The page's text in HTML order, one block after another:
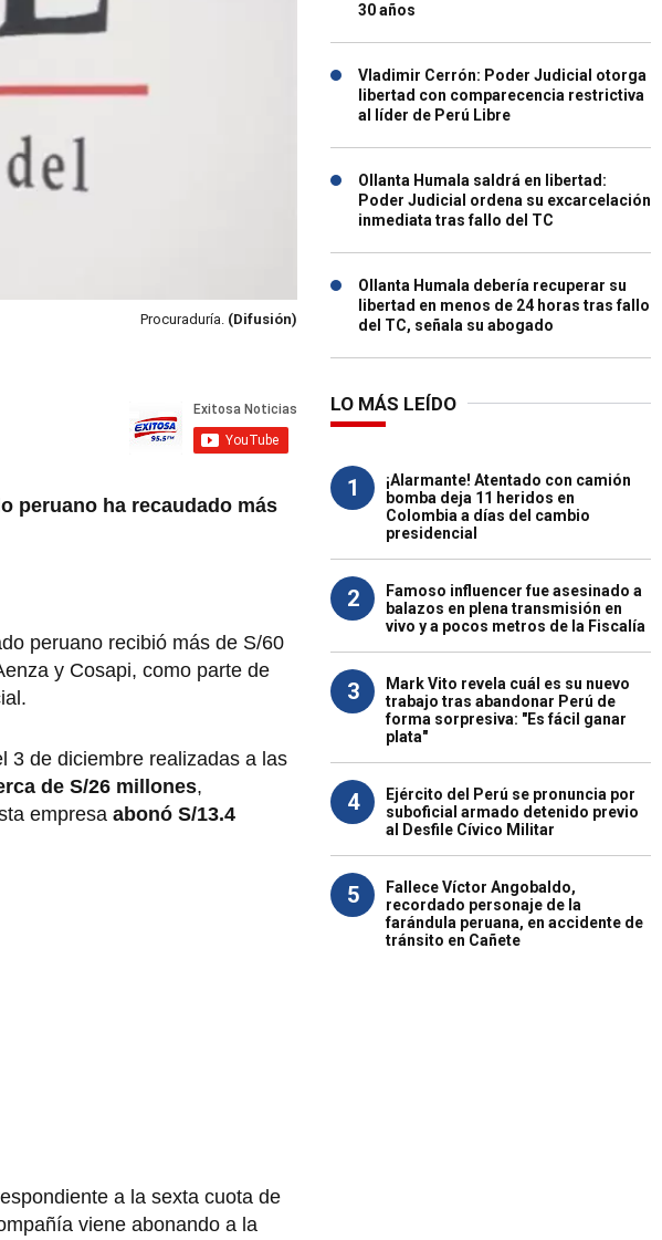
Procuraduría. (Difusión)
peruano ha recaudado más
peruano recibió más de S/60
y Cosapi, como parte de
3 de diciembre realizadas a las
de S/26 millones,
empresa abonó S/13.4
a la sexta cuota de
viene abonando a la
30 años
Vladimir Cerrón: Poder Judicial otorga
libertad con comparecencia restrictiva
al líder de Perú Libre
Ollanta Humala saldrá en libertad:
Poder Judicial ordena su excarcelación
inmediata tras fallo del TC
Ollanta Humala debería recuperar su
libertad en menos de 24 horas tras fallo
del TC, señala su abogado
LO MÁS LEÍDO
1
¡Alarmante! Atentado con camión
bomba deja 11 heridos en
Colombia a días del cambio
presidencial
2
Famoso influencer fue asesinado a
balazos en plena transmisión en
vivo y a pocos metros de la Fiscalía
3
Mark Vito revela cuál es su nuevo
trabajo tras abandonar Perú de
forma sorpresiva: "Es fácil ganar
plata"
4
Ejército del Perú se pronuncia por
suboficial armado detenido previo
al Desfile Cívico Militar
5
Fallece Víctor Angobaldo,
recordado personaje de la
farándula peruana, en accidente de
tránsito en Cañete